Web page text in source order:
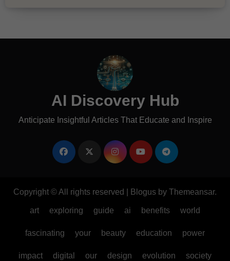
AI Discovery Hub
Anticipate Insightful Articles That Educate and Inspire
Copyright © All rights reserved Blogus by Themeansar.
art exploring guide ai benefits world
fascinating your beauty education power
impact digital our design evolution society